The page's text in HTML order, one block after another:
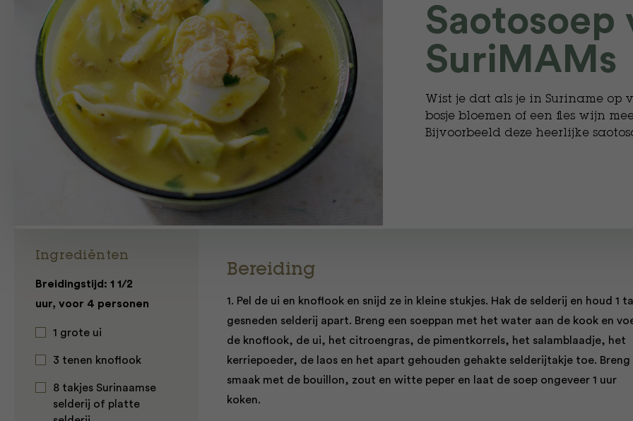
Saotosoep
SuriMAMs
Wist je dat als je in Suriname op
bosje bloemen of een fles wijn
Bijvoorbeeld deze heerlijke
Ingrediënten
Breidingstijd: 1 1/2
uur, voor 4 personen
1 grote ui
3 tenen knoflook
8 takjes Surinaamse
selderij of platte
Bereiding
1. Pel de ui en knoflook en snijd ze in kleine stukjes. Hak de selderij en houd 1
gesneden selderij apart. Breng een soeppan met het water aan de kook en
de knoflook, de ui, het citroengras, de pimentkorrels, het salamblaadje, het
kerriepoeder, de laos en het apart gehouden gehakte selderijtakje toe. Breng
smaak met de bouillon, zout en witte peper en laat de soep ongeveer 1 uur
koken.